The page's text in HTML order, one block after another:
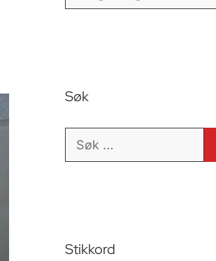
Søk
Søk
Stikkord